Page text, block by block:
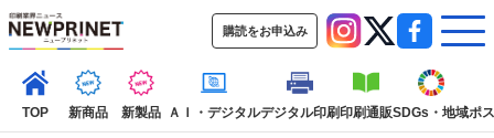
購読をお申込み
TOP 新商品 新製品 ＡＩ・デジタルデジタル印刷印刷通販SDGs・地域ポ